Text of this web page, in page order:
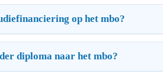
op het mbo?
diploma naar het mbo?